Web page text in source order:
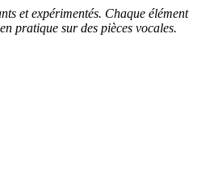
et expérimentés. Chaque élément
pratique sur des pièces vocales.